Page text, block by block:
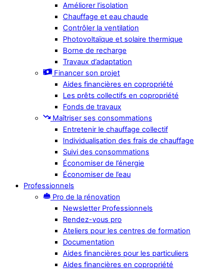
Améliorer l’isolation
Chauffage et eau chaude
Contrôler la ventilation
Photovoltaïque et solaire thermique
Borne de recharge
Travaux d’adaptation
Financer son projet
Aides financières en copropriété
Les prêts collectifs en copropriété
Fonds de travaux
Maîtriser ses consommations
Entretenir le chauffage collectif
Individualisation des frais de chauffage
Suivi des consommations
Économiser de l’énergie
Économiser de l’eau
Professionnels
Pro de la rénovation
Newsletter Professionnels
Rendez-vous pro
Ateliers pour les centres de formation
Documentation
Aides financières pour les particuliers
Aides financières en copropriété